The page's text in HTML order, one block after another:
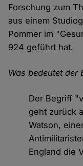
Forschung zum
aus einem
Pommer im
924 geführt hat.
Was bedeutet der
Der Begriff
geht zurück
Watson,
England die